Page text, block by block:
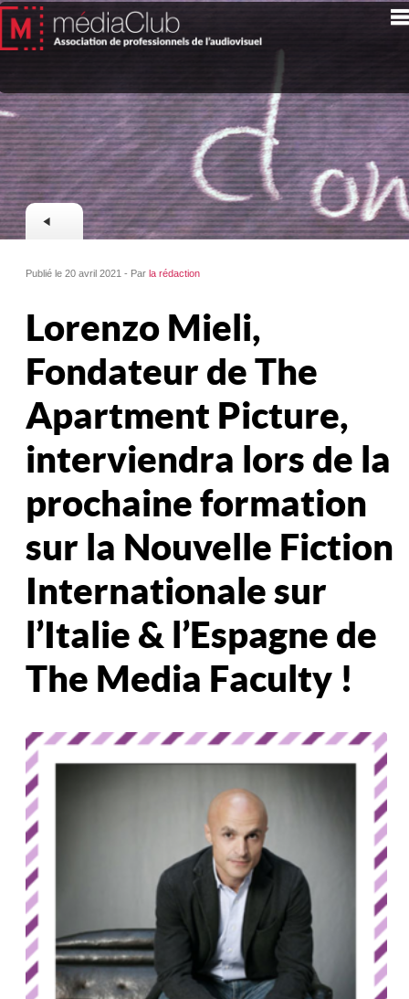
Publié le 20 avril 2021 - Parla rédaction
Lorenzo Mieli,
Fondateur de The
Apartment Picture,
interviendra lors de la
prochaine formation
sur la Nouvelle Fiction
Internationale sur
l’Italie & l’Espagne de
The Media Faculty !